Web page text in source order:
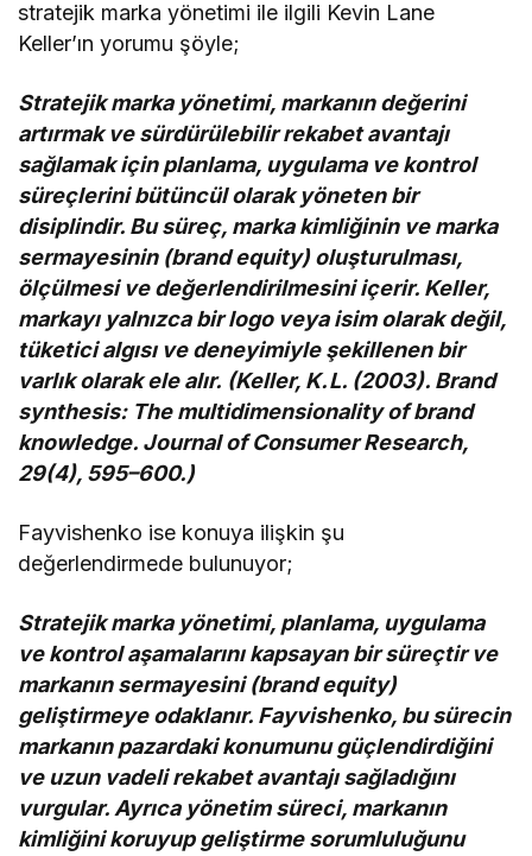
stratejik marka yönetimi ile ilgili Kevin Lane
Keller’ın yorumu şöyle;
Stratejik marka yönetimi, markanın değerini
artırmak ve sürdürülebilir rekabet avantajı
sağlamak için planlama, uygulama ve kontrol
süreçlerini bütüncül olarak yöneten bir
disiplindir. Bu süreç, marka kimliğinin ve marka
sermayesinin (brand equity) oluşturulması,
ölçülmesi ve değerlendirilmesini içerir. Keller,
markayı yalnızca bir logo veya isim olarak değil,
tüketici algısı ve deneyimiyle şekillenen bir
varlık olarak ele alır. (Keller, K. L. (2003). Brand
synthesis: The multidimensionality of brand
knowledge. Journal of Consumer Research,
29(4), 595–600.)
Fayvishenko ise konuya ilişkin şu
değerlendirmede bulunuyor;
Stratejik marka yönetimi, planlama, uygulama
ve kontrol aşamalarını kapsayan bir süreçtir ve
markanın sermayesini (brand equity)
geliştirmeye odaklanır. Fayvishenko, bu sürecin
markanın pazardaki konumunu güçlendirdiğini
ve uzun vadeli rekabet avantajı sağladığını
vurgular. Ayrıca yönetim süreci, markanın
kimliğini koruyup geliştirme sorumluluğunu